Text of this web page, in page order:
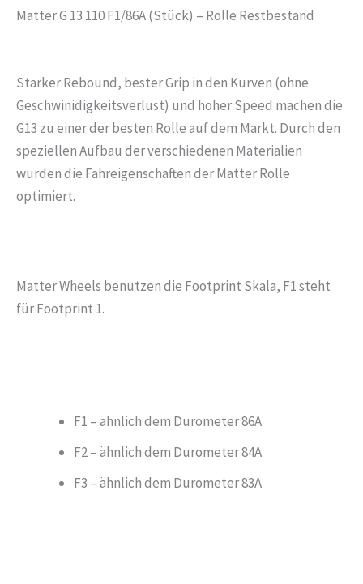
Matter G 13 110 F1/86A (Stück) – Rolle Restbestand
Starker Rebound, bester Grip in den Kurven (ohne
Geschwinidigkeitsverlust) und hoher Speed machen die
G13 zu einer der besten Rolle auf dem Markt. Durch den
speziellen Aufbau der verschiedenen Materialien
wurden die Fahreigenschaften der Matter Rolle
optimiert.
Matter Wheels benutzen die Footprint Skala, F1 steht
für Footprint 1.
F1 – ähnlich dem Durometer 86A
F2 – ähnlich dem Durometer 84A
F3 – ähnlich dem Durometer 83A